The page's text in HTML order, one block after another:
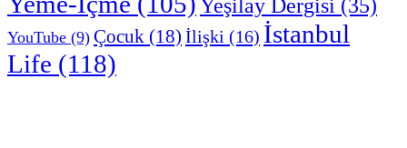
Yeşilay Dergisi (35)
YouTube (9) Çocuk (18) İlişki (16) İstanbul
Life (118)